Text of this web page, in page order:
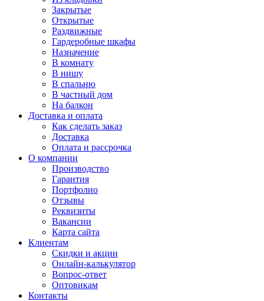
Закрытые
Открытые
Раздвижные
Гардеробные шкафы
Назначение
В комнату
В нишу
В спальню
В частный дом
На балкон
Доставка и оплата
Как сделать заказ
Доставка
Оплата и рассрочка
О компании
Производство
Гарантия
Портфолио
Отзывы
Реквизиты
Вакансии
Карта сайта
Клиентам
Скидки и акции
Онлайн-калькулятор
Вопрос-ответ
Оптовикам
Контакты